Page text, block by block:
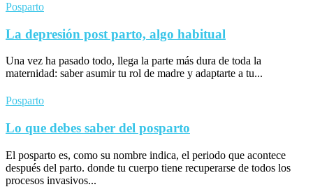
Posparto
La depresión post parto, algo habitual
Una vez ha pasado todo, llega la parte más dura de toda la
maternidad: saber asumir tu rol de madre y adaptarte a tu...
Posparto
Lo que debes saber del posparto
El posparto es, como su nombre indica, el periodo que acontece
después del parto. donde tu cuerpo tiene recuperarse de todos los
procesos invasivos...